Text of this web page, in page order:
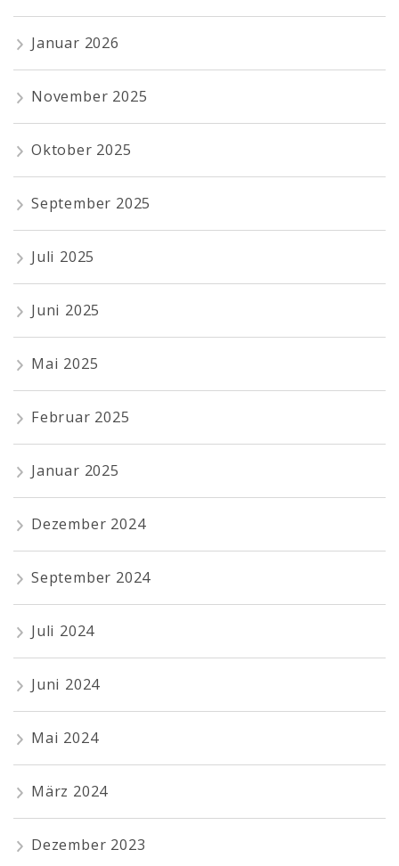
Januar 2026
November 2025
Oktober 2025
September 2025
Juli 2025
Juni 2025
Mai 2025
Februar 2025
Januar 2025
Dezember 2024
September 2024
Juli 2024
Juni 2024
Mai 2024
März 2024
Dezember 2023